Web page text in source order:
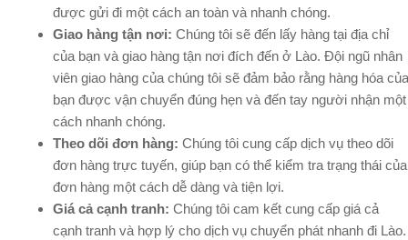
được gửi đi một cách an toàn và nhanh chóng.
Giao hàng tận nơi: Chúng tôi sẽ đến lấy hàng tại địa chỉ
của bạn và giao hàng tận nơi đích đến ở Lào. Đội ngũ nhân
viên giao hàng của chúng tôi sẽ đảm bảo rằng hàng hóa của
bạn được vận chuyển đúng hẹn và đến tay người nhận một
cách nhanh chóng.
Theo dõi đơn hàng: Chúng tôi cung cấp dịch vụ theo dõi
đơn hàng trực tuyến, giúp bạn có thể kiểm tra trạng thái của
đơn hàng một cách dễ dàng và tiện lợi.
Giá cả cạnh tranh: Chúng tôi cam kết cung cấp giá cả
cạnh tranh và hợp lý cho dịch vụ chuyển phát nhanh đi Lào.